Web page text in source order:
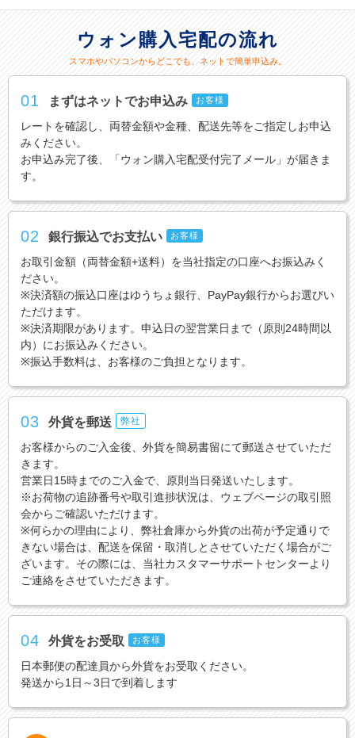
ウォン購入宅配の流れ
スマホやパソコンからどこでも、ネットで簡単申込み。
01 まずはネットでお申込み お客様
レートを確認し、両替金額や金種、配送先等をご指定しお申込
みください。
お申込み完了後、「ウォン購入宅配受付完了メール」が届きま
す。
02 銀行振込でお支払い お客様
お取引金額（両替金額+送料）を当社指定の口座へお振込みく
ださい。
※決済額の振込口座はゆうちょ銀行、PayPay銀行からお選びい
ただけます。
※決済期限があります。申込日の翌営業日まで（原則24時間以
内）にお振込みください。
※振込手数料は、お客様のご負担となります。
03 外貨を郵送 弊社
お客様からのご入金後、外貨を簡易書留にて郵送させていただ
きます。
営業日15時までのご入金で、原則当日発送いたします。
※お荷物の追跡番号や取引進捗状況は、ウェブページの取引照
会からご確認いただけます。
※何らかの理由により、弊社倉庫から外貨の出荷が予定通りで
きない場合は、配送を保留・取消しとさせていただく場合がご
ざいます。その際には、当社カスタマーサポートセンターより
ご連絡をさせていただきます。
04 外貨をお受取 お客様
日本郵便の配達員から外貨をお受取ください。
発送から1日～3日で到着します